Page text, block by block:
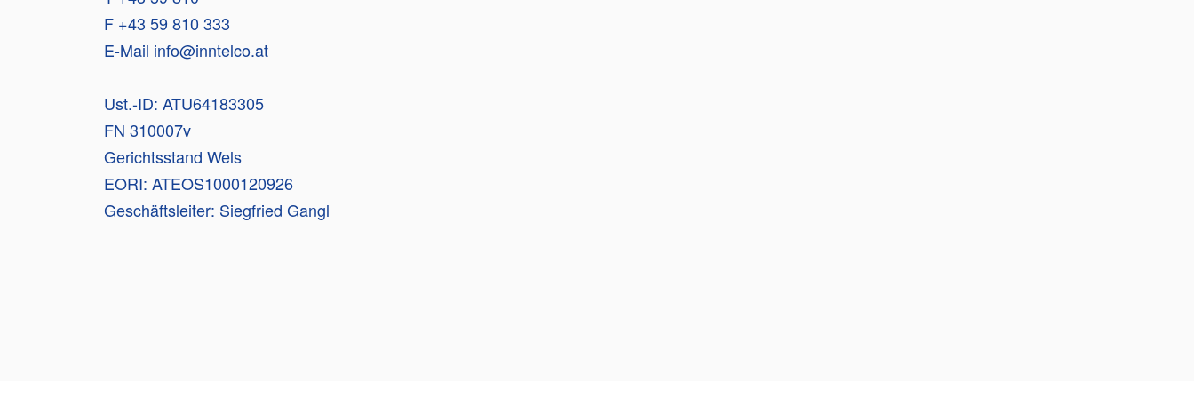
F +43 59 810 333
E-Mail info@inntelco.at
Ust.-ID: ATU64183305
FN 310007v
Gerichtsstand Wels
EORI: ATEOS1000120926
Geschäftsleiter: Siegfried Gangl